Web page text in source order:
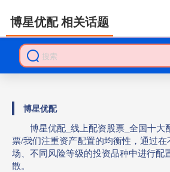
博星优配
博星优配_线上配资股票_全国十大
票/我们注重资产配置的均衡性，通过
场、不同风险等级的投资品种中进行配
散。
博星优配 相关话题